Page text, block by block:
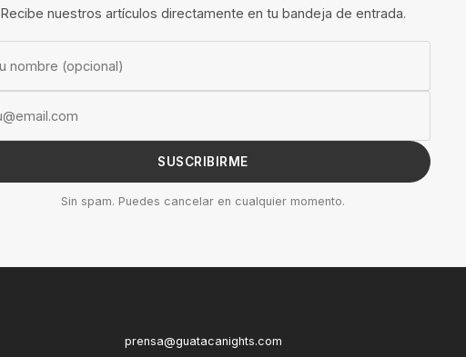
Recibe nuestros artículos directamente en tu bandeja de entrada.
SUSCRIBIRME
Sin spam. Puedes cancelar en cualquier momento.
prensa@guatacanights.com